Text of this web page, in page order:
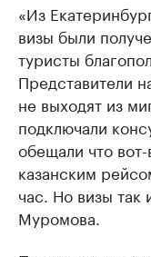
«Из
визы были
туристы
Представители
не выходят из
подключали
обещали что
казанским
час. Но визы
Муромова.